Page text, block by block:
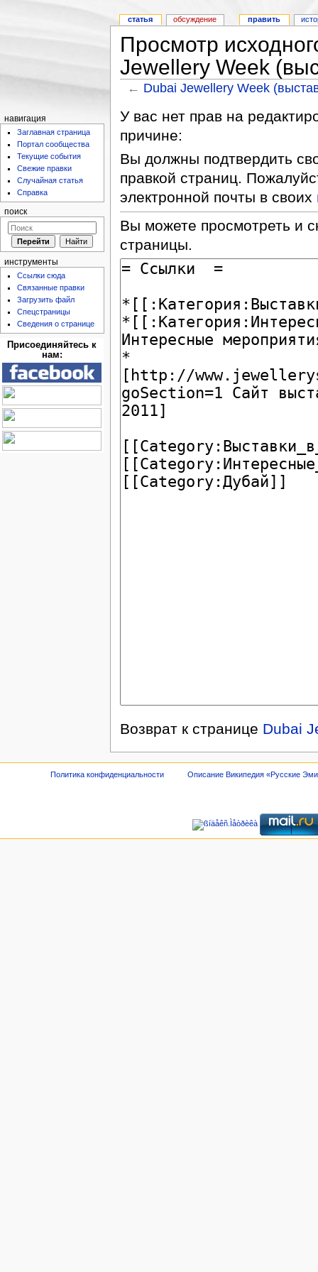
Просмотр
Jewellery Week
← Dubai Jewellery Week
У вас нет прав на
причине:
Вы должны подтвердить
правкой страниц.
электронной почты в своих
Вы можете просмотреть и
страницы.
Возврат к странице Dubai
статья обсуждение править
навигация
Заглавная страница
Портал сообщества
Текущие события
Свежие правки
Случайная статья
Справка
поиск
инструменты
Ссылки сюда
Связанные правки
Загрузить файл
Спецстраницы
Сведения о странице
Присоединяйтесь к
нам:
Политика конфиденциальности Описание Википедия «Русские